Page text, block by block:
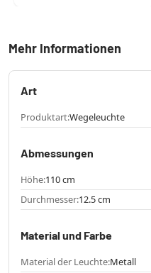
Mehr Informationen
Art
Produktart:Wegeleuchte
Abmessungen
Höhe:110 cm
Durchmesser:12.5 cm
Material und Farbe
Material der Leuchte:Metall